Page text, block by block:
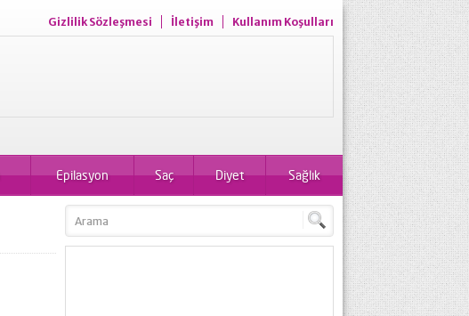
Gizlilik Sözleşmesi İletişim Kullanım Koşulları
Epilasyon Saç Diyet Sağlık